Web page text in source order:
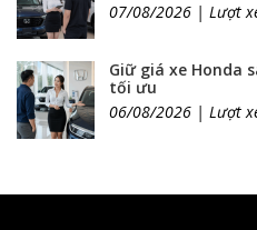
07/08/2026 | Lượt
Giữ giá xe Honda
tối ưu
06/08/2026 | Lượt